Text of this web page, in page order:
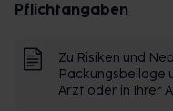
Pflichtangaben
Zu Risiken und
Packungsbeilage
Arzt oder in Ihrer